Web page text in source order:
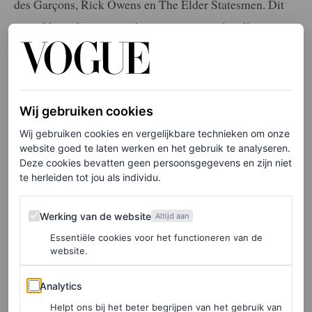
des Garçons, Rick Owens en The Elder Statesmen. Dit
terwijl hij ook samenwerkte aan een capsulecollectie met
het Italiaanse kleermakershuis Brioni getiteld BP
Signature – uiteraard gevuld met veel Pitt-favorieten,
waaronder polosweaters van kasjmier en sportjacks. En
hij werd onlangs ook stille partner van het
overhemdenmerk God’s True Cashmere, waar hij – je
raadt het al – kasjmier overhemden verkoopt.
Met het verstrijken van de jaren leunt Pitts smaak steeds
meer naar het ambachtelijke. Naar verluidt houdt hij van
Paul Harnden, door GQ “de meest teruggetrokken
ontwerper van de mode” genoemd. Ook zijn loyaliteit
aan de hoedenmaker van Venice Beach, Nick Fouquet, is
bekend.
Wij gebruiken cookies
Wij gebruiken cookies en vergelijkbare technieken om onze
website goed te laten werken en het gebruik te analyseren.
Deze cookies bevatten geen persoonsgegevens en zijn niet
te herleiden tot jou als individu.
Werking van de website
Werking van de website Altijd aan
Essentiële cookies voor het functioneren van de
website.
Analytics
Analytics
Helpt ons bij het beter begrijpen van het gebruik van